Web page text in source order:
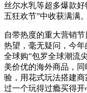
丝尔水乳等超多爆款
五狂欢节”中收获满满。
自带热度的重大营销
热望，毫无疑问，今年
全球购”包罗全球潮流
美价优的海外商品，
验，用花式玩法搭建
过一个玩得过瘾买得